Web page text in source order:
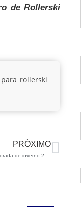
de Rollerski
para rollerski
PRÓXIMO